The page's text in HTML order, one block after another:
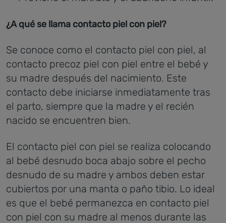
¿A qué se llama contacto piel con piel?
Se conoce como el contacto piel con piel, al
contacto precoz piel con piel entre el bebé y
su madre después del nacimiento. Este
contacto debe iniciarse inmediatamente tras
el parto, siempre que la madre y el recién
nacido se encuentren bien.
El contacto piel con piel se realiza colocando
al bebé desnudo boca abajo sobre el pecho
desnudo de su madre y ambos deben estar
cubiertos por una manta o paño tibio. Lo ideal
es que el bebé permanezca en contacto piel
con piel con su madre al menos durante las